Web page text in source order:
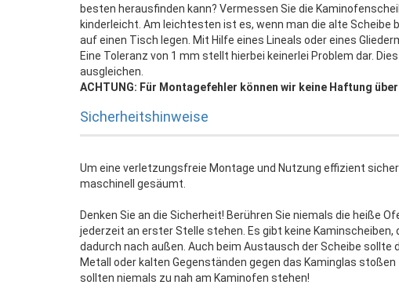
besten herausfinden kann? Vermessen Sie die
kinderleicht. Am leichtesten ist es, wenn man die alte
auf einen Tisch legen. Mit Hilfe eines Lineals oder eines
Eine Toleranz von 1 mm stellt hierbei keinerlei Problem dar.
ausgleichen.
ACHTUNG: Für Montagefehler können wir keine Haftung
Sicherheitshinweise
Um eine verletzungsfreie Montage und Nutzung effizient
maschinell gesäumt.
Denken Sie an die Sicherheit! Berühren Sie niemals die heiße
jederzeit an erster Stelle stehen. Es gibt keine
dadurch nach außen. Auch beim Austausch der Scheibe sollte
Metall oder kalten Gegenständen gegen das Kaminglas
sollten niemals zu nah am Kaminofen stehen!